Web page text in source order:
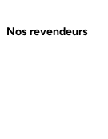
Nos revendeurs